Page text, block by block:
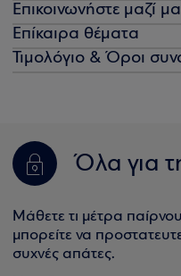
Επικοινωνήστε μαζί
Επίκαιρα θέματα
Τιμολόγιο & Όροι
Όλα για
Μάθετε τι μέτρα
μπορείτε να
συχνές απάτες.